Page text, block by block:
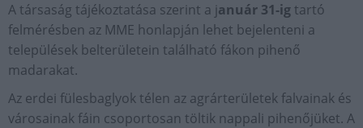
A társaság tájékoztatása szerint a január 31-ig tartó
felmérésben az MME honlapján lehet bejelenteni a
települések belterületein található fákon pihenő
madarakat.
Az erdei fülesbaglyok télen az agrárterületek falvainak és
városainak fáin csoportosan töltik nappali pihenőjüket. A